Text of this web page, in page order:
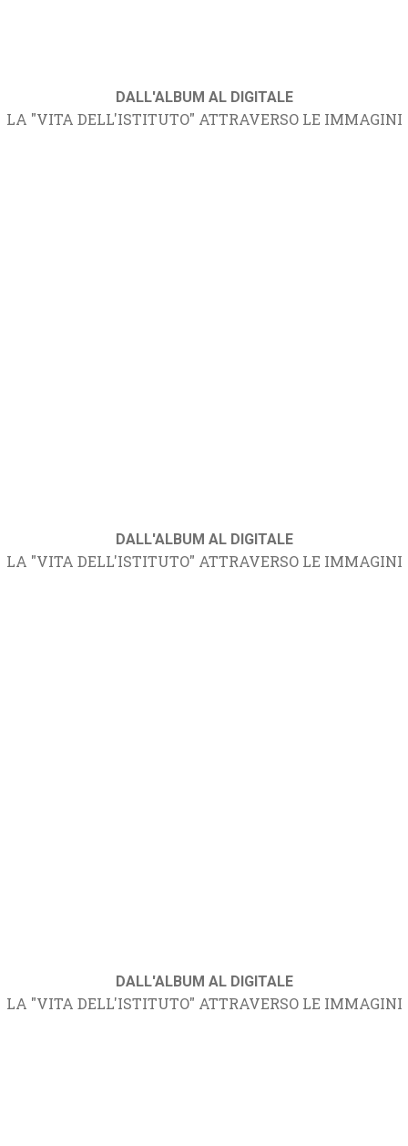
DALL'ALBUM AL DIGITALE
LA "VITA DELL'ISTITUTO" ATTRAVERSO LE IMMAGINI
DALL'ALBUM AL DIGITALE
LA "VITA DELL'ISTITUTO" ATTRAVERSO LE IMMAGINI
DALL'ALBUM AL DIGITALE
LA "VITA DELL'ISTITUTO" ATTRAVERSO LE IMMAGINI